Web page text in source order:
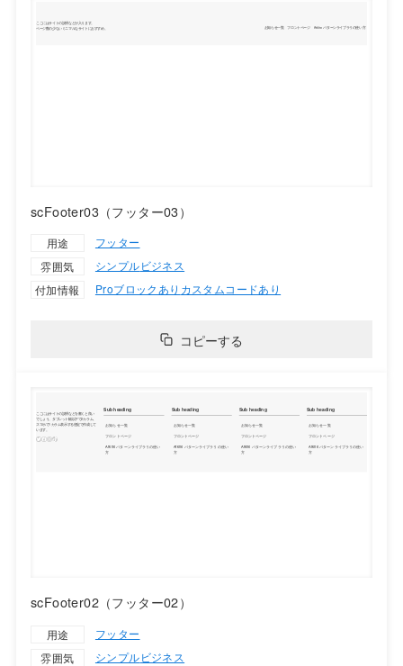
scFooter03（フッター03）
用途
フッター
雰囲気
シンプルビジネス
付加情報
Proブロックあり カスタムコードあり
コピーする
scFooter02（フッター02）
用途
フッター
雰囲気
シンプルビジネス